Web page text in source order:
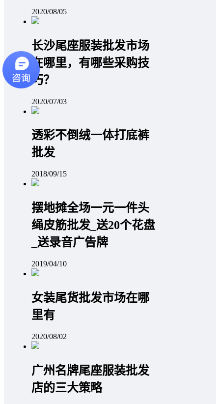
2020/08/05
长沙尾座服装批发市场
在哪里，有哪些采购技
巧？
2020/07/03
透彩不倒绒一体打底裤
批发
2018/09/15
摆地摊全场一元一件头
绳皮筋批发_送20个花盘
_送录音广告牌
2019/04/10
女装尾货批发市场在哪
里有
2020/08/02
广州名牌尾座服装批发
店的三大策略